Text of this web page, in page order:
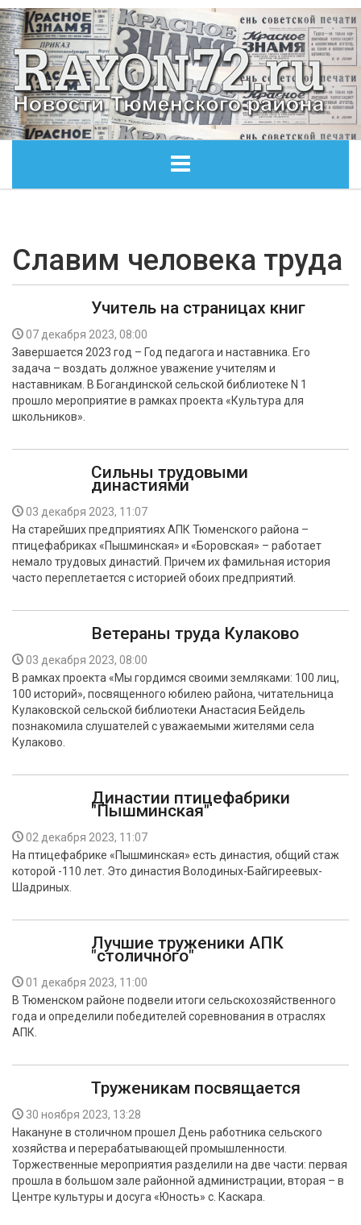
ОБЩЕСТВО
ЭКОНОМИКА
КУЛЬТУРА
БЕЗОПАСНОСТЬ
АРХИВ PDF
Славим человека труда
Учитель на страницах книг
07 декабря 2023, 08:00
Завершается 2023 год – Год педагога и наставника. Его
задача – воздать должное уважение учителям и
наставникам. В Богандинской сельской библиотеке N 1
прошло мероприятие в рамках проекта «Культура для
школьников».
Сильны трудовыми
династиями
03 декабря 2023, 11:07
На старейших предприятиях АПК Тюменского района –
птицефабриках «Пышминская» и «Боровская» – работает
немало трудовых династий. Причем их фамильная история
часто переплетается с историей обоих предприятий.
Ветераны труда Кулаково
03 декабря 2023, 08:00
В рамках проекта «Мы гордимся своими земляками: 100 лиц,
100 историй», посвященного юбилею района, читательница
Кулаковской сельской библиотеки Анастасия Бейдель
познакомила слушателей с уважаемыми жителями села
Кулаково.
Династии птицефабрики
"Пышминская"
02 декабря 2023, 11:07
На птицефабрике «Пышминская» есть династия, общий стаж
которой -110 лет. Это династия Володиных-Байгиреевых-
Шадриных.
Лучшие труженики АПК
"столичного"
01 декабря 2023, 11:00
В Тюменском районе подвели итоги сельскохозяйственного
года и определили победителей соревнования в отраслях
АПК.
Труженикам посвящается
30 ноября 2023, 13:28
Накануне в столичном прошел День работника сельского
хозяйства и перерабатывающей промышленности.
Торжественные мероприятия разделили на две части: первая
прошла в большом зале районной администрации, вторая – в
Центре культуры и досуга «Юность» с. Каскара.